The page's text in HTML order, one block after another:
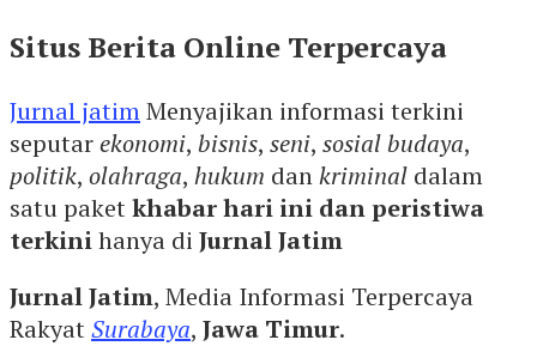
Situs Berita Online Terpercaya
Jurnal jatimMenyajikan informasi terkini
seputarekonomi, bisnis, seni, sosial budaya,
politik, olahraga, hukum dankriminal dalam
satu paketkhabar hari ini dan peristiwa
terkinihanya di Jurnal Jatim
Jurnal Jatim, Media Informasi Terpercaya
RakyatSurabaya, Jawa Timur.